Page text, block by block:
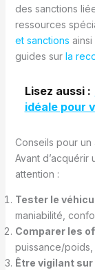
des sanctions
ressources
et sanctions
guides sur la
Lisez aussi :
idéale pour
Conseils pour
Avant
attention :
Tester le
maniabilité,
Comparer les
puissance/poids,
Être vigilant sur